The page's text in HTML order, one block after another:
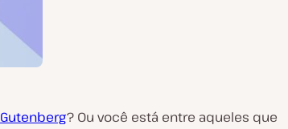
Gutenberg? Ou você está entre aqueles que